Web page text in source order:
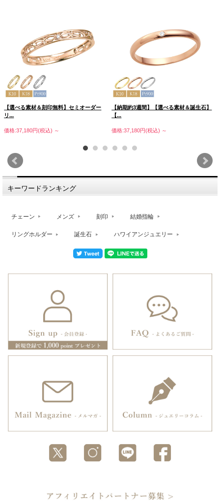
【選べる素材＆刻印無料】セミオーダー
リ...
価格:37,180円(税込) ～
【納期約3週間】【選べる素材＆誕生石】
【...
価格:37,180円(税込) ～
キーワードランキング
チェーン メンズ 刻印 結婚指輪
リングホルダー 誕生石 ハワイアンジュエリー